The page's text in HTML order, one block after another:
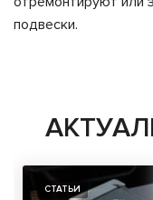
подвески.
СТАТЬИ